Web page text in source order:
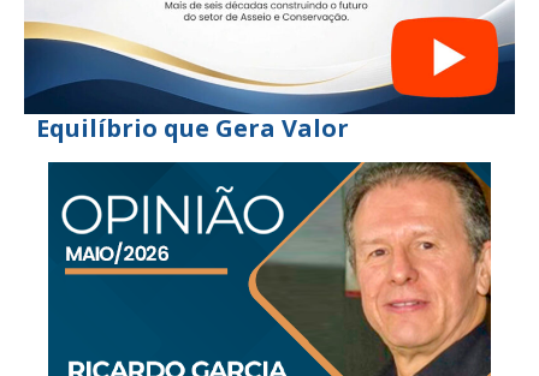
Equilíbrio que Gera Valor